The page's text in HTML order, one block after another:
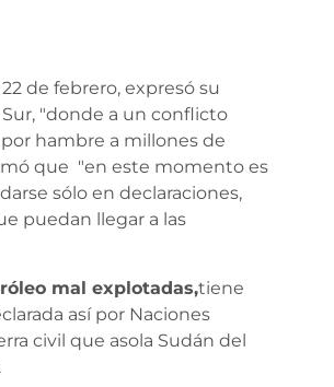
de febrero, expresó su
"donde a un conflicto
hambre a millones de
que "en este momento es
sólo en declaraciones,
puedan llegar a las
mal explotadas,tiene
así por Naciones
civil que asola Sudán del